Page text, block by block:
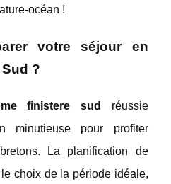
océan !
votre séjour en
?
finistere sud
réussie
minutieuse pour profiter
La planification de
choix de la période idéale,